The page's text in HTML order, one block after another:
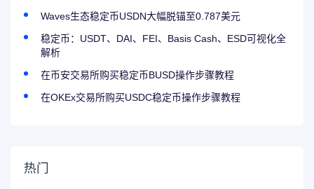
Waves生态稳定币USDN大幅脱锚至0.787美元
稳定币：USDT、DAI、FEI、Basis Cash、ESD可视化全
解析
在币安交易所购买稳定币BUSD操作步骤教程
在OKEx交易所购买USDC稳定币操作步骤教程
热门